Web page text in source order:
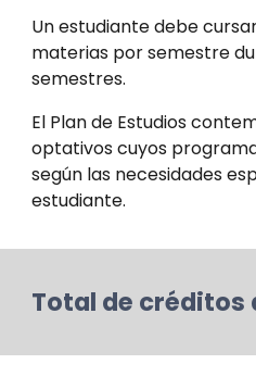
Un estudiante debe
materias por semestre
semestres.
El Plan de Estudios
optativos cuyos
según las necesidades
estudiante.
Total de créditos